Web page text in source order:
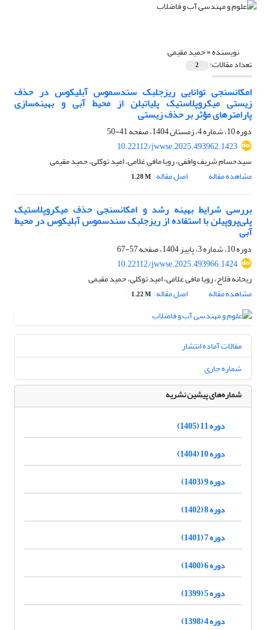
نویسنده =حمید مقیمی
تعداد مقالات: 2
امکان‎سنجی توانایی ریزجلبک سندسموس آبلیکوس در حذف
زیستی میکروپلاستیک پلی‎اتیلن از محیط آبی و بهینه‌سازی
پارامترهای مؤثر بر حذف زیستی
دوره 10، شماره 4، زمستان 1404، صفحه
41-50
10.22112/jwwse.2025.493962.1423
سیدحسام شریف واقفی، رویا مافی غلامی، امید توکلی، حمید مقیمی
مشاهده مقاله
اصل مقاله 1.28 M
بررسی شرایط بهینه رشد و امکان‎سنجی حذف میکروپلاستیک
پلی‌پروپیلن با استفاده از ریزجلبک سندسموس آبلیکوس در محیط
آبی
دوره 10، شماره 3، پاییز 1404، صفحه
57-67
10.22112/jwwse.2025.493966.1424
ریحانه فلاح، رویا مافی غلامی، امید توکلی، حمید مقیمی
مشاهده مقاله
اصل مقاله 1.22 M
مقالات آماده انتشار
شماره جاری
شماره‌های پیشین نشریه
دوره 11 (1405)
دوره 10 (1404)
دوره 9 (1403)
دوره 8 (1402)
دوره 7 (1401)
دوره 6 (1400)
دوره 5 (1399)
دوره 4 (1398)